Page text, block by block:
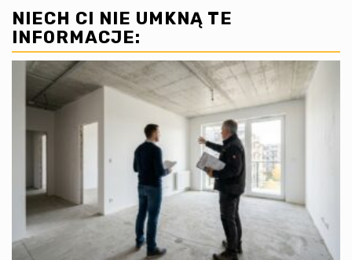
NIECH CI NIE UMKNĄ TE
INFORMACJE: